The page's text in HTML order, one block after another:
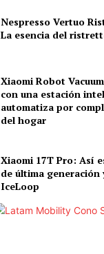
Nespresso Vertuo
La esencia del
Xiaomi Robot
con una estación
automatiza por
del hogar
Xiaomi 17T Pro: Así
de última generación
IceLoop